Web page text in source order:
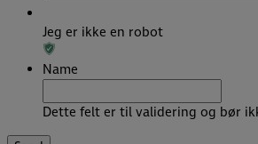
Jeg er ikke en robot
Name
Dette felt er til validering og bør